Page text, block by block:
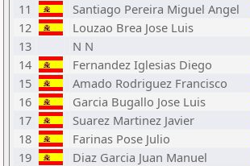
11
Santiago Pereira Miguel Angel
12
Louzao Brea Jose Luis
13
N N
14
Fernandez Iglesias Diego
15
Amado Rodriguez Francisco
16
Garcia Bugallo Jose Luis
17
Suarez Martinez Javier
18
Farinas Pose Julio
19
Diaz Garcia Juan Manuel